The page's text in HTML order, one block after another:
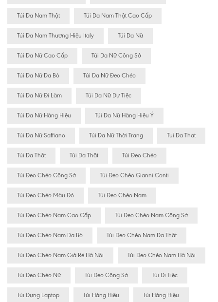
Túi Da Nam Thật Túi Da Nam Thật Cao Cấp
Túi Da Nam Thương Hiệu Italy Túi Da Nữ
Túi Da Nữ Cao Cấp Túi Da Nữ Công Sở
Túi Da Nữ Da Bò Túi Da Nữ Đeo Chéo
Túi Da Nữ Đi Làm Túi Da Nữ Dự Tiệc
Túi Da Nữ Hàng Hiệu Túi Da Nữ Hàng Hiệu Ý
Túi Da Nữ Saffiano Túi Da Nữ Thời Trang Tui Da That
Túi Da Thât Túi Da Thật Túi Đeo Chéo
Túi Đeo Chéo Công Sở Túi Đeo Chéo Gianni Conti
Túi Đeo Chéo Màu Đỏ Túi Đeo Chéo Nam
Túi Đeo Chéo Nam Cao Cấp Túi Đeo Chéo Nam Công Sở
Túi Đeo Chéo Nam Da Bò Túi Đeo Chéo Nam Da Thật
Túi Đeo Chéo Nam Giá Rẻ Hà Nội Túi Đeo Chéo Nam Hà Nội
Túi Đeo Chéo Nữ Túi Đeo Công Sở Túi Đi Tiệc
Túi Đựng Laptop Túi Hàng Hiêu Túi Hàng Hiệu